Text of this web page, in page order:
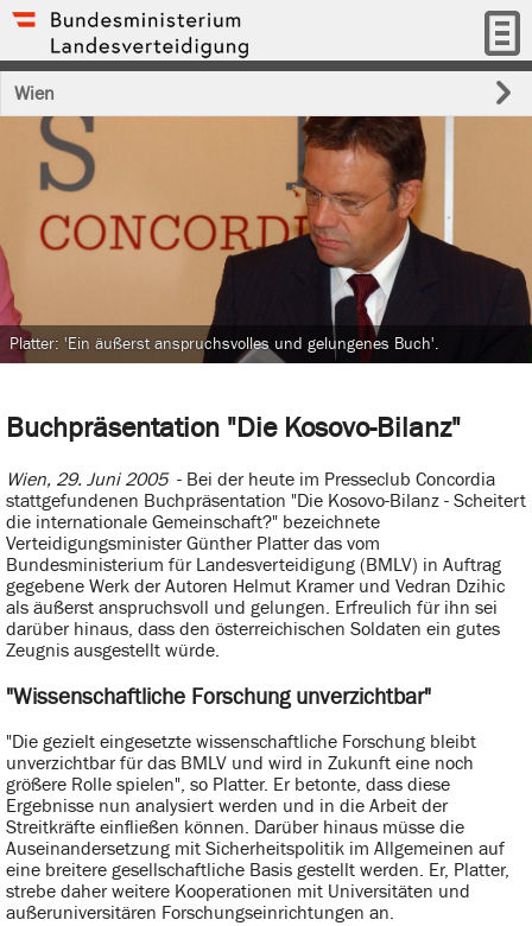
Wien
Buchpräsentation "Die Kosovo-Bilanz"
Wien, 29. Juni 2005 - Bei der heute im Presseclub Concordia
stattgefundenen Buchpräsentation "Die Kosovo-Bilanz - Scheitert
die internationale Gemeinschaft?" bezeichnete
Verteidigungsminister Günther Platter das vom
Bundesministerium für Landesverteidigung (BMLV) in Auftrag
gegebene Werk der Autoren Helmut Kramer und Vedran Dzihic
als äußerst anspruchsvoll und gelungen. Erfreulich für ihn sei
darüber hinaus, dass den österreichischen Soldaten ein gutes
Zeugnis ausgestellt würde.
"Wissenschaftliche Forschung unverzichtbar"
"Die gezielt eingesetzte wissenschaftliche Forschung bleibt
unverzichtbar für das BMLV und wird in Zukunft eine noch
größere Rolle spielen", so Platter. Er betonte, dass diese
Ergebnisse nun analysiert werden und in die Arbeit der
Streitkräfte einfließen können. Darüber hinaus müsse die
Auseinandersetzung mit Sicherheitspolitik im Allgemeinen auf
eine breitere gesellschaftliche Basis gestellt werden. Er, Platter,
strebe daher weitere Kooperationen mit Universitäten und
außeruniversitären Forschungseinrichtungen an.
Platter: 'Ein äußerst anspruchsvolles und gelungenes Buch'.